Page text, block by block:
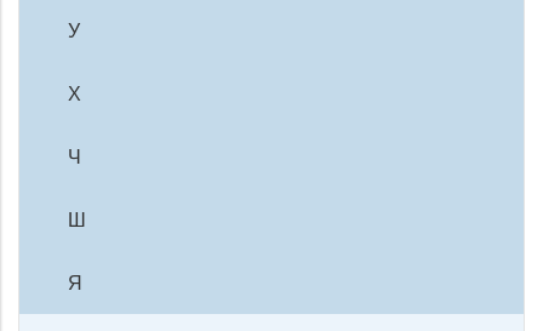
У
Х
Ч
Ш
Я